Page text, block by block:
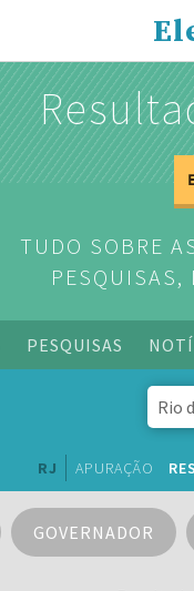
TUDO SOBRE
PESQUISAS,
PESQUISAS
RJ APURAÇÃO
GOVERNADOR